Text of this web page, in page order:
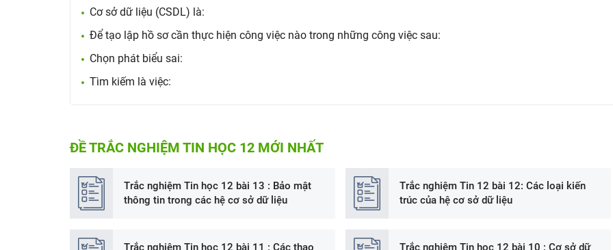
Cơ sở dữ liệu (CSDL) là:
Để tạo lập hồ sơ cần thực hiện công việc nào trong những công việc sau:
Chọn phát biểu sai:
Tìm kiếm là việc:
ĐỀ TRẮC NGHIỆM TIN HỌC 12 MỚI NHẤT
Trắc nghiệm Tin học 12 bài 13 : Bảo mật
thông tin trong các hệ cơ sở dữ liệu
Trắc nghiệm Tin 12 bài 12: Các loại kiến
trúc của hệ cơ sở dữ liệu
Trắc nghiệm Tin học 12 bài 11 : Các thao
Trắc nghiệm Tin học 12 bài 10 : Cơ sở dữ